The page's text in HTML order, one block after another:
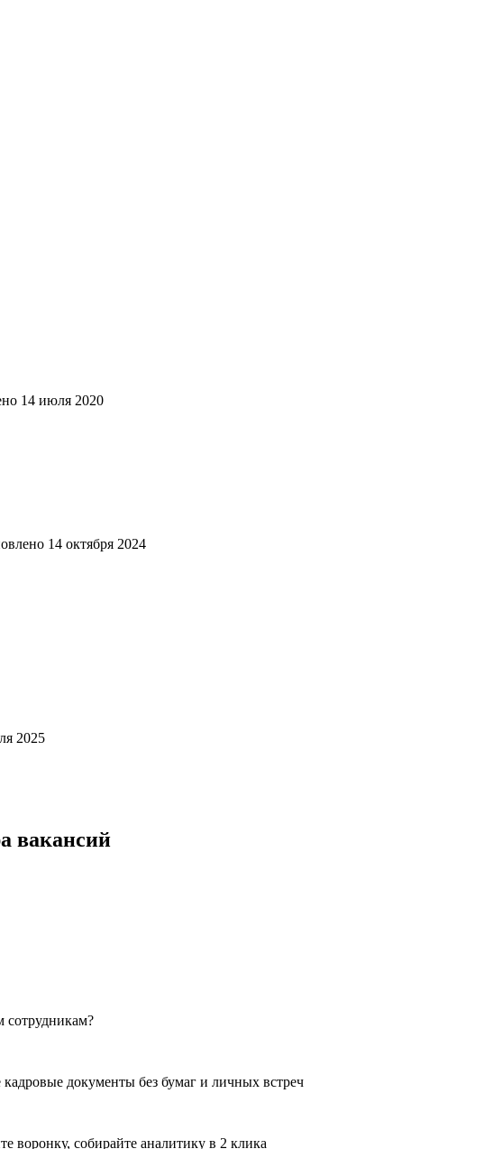
14 июля 2020
14 октября 2024
2025
вакансий
сотрудникам?
документы без бумаг и личных встреч
воронку, собирайте аналитику в 2 клика